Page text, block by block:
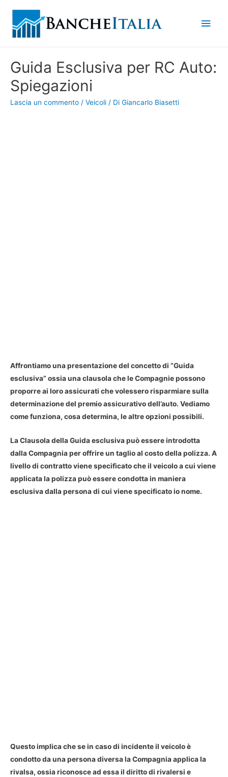
Guida Esclusiva per RC Auto:
Spiegazioni
Lascia un commento / Veicoli / Di Giancarlo Biasetti
Affrontiamo una presentazione del concetto di “Guida
esclusiva” ossia una clausola che le Compagnie possono
proporre ai loro assicurati che volessero risparmiare sulla
determinazione del premio assicurativo dell’auto. Vediamo
come funziona, cosa determina, le altre opzioni possibili.
La Clausola della Guida esclusiva può essere introdotta
dalla Compagnia per offrire un taglio al costo della polizza. A
livello di contratto viene specificato che il veicolo a cui viene
applicata la polizza può essere condotta in maniera
esclusiva dalla persona di cui viene specificato io nome.
Questo implica che se in caso di incidente il veicolo è
condotto da una persona diversa la Compagnia applica la
rivalsa, ossia riconosce ad essa il diritto di rivalersi e